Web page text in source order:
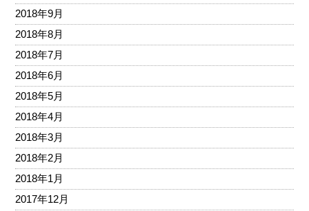
2018年9月
2018年8月
2018年7月
2018年6月
2018年5月
2018年4月
2018年3月
2018年2月
2018年1月
2017年12月